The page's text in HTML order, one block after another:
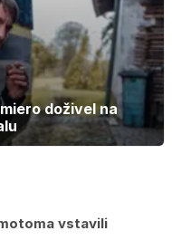
doživel na
vstavili